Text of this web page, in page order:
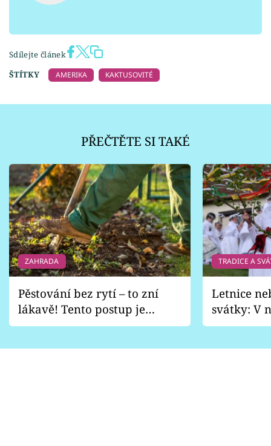
Sdílejte článek
ŠTÍTKY
AMERIKA KAKTUSOVITÉ
PŘEČTĚTE SI TAKÉ
ZAHRADA
Pěstování bez rytí – to zní
lákavě! Tento postup je
vhodný jen pro některé
TRADICE A
Letnice
svátky: V
pondělí